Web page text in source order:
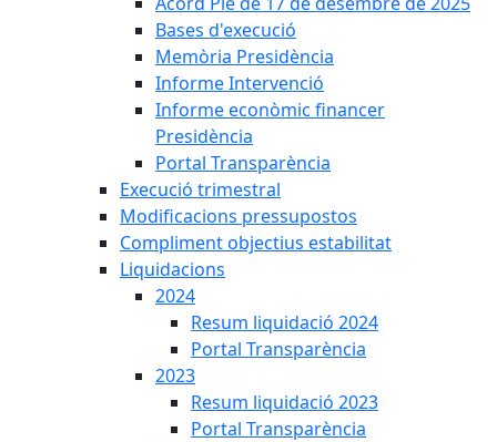
Bases d'execució
Memòria Presidència
Informe Intervenció
Informe econòmic financer
Presidència
Portal Transparència
Execució trimestral
Modificacions pressupostos
Compliment objectius estabilitat
Liquidacions
2024
Resum liquidació 2024
Portal Transparència
2023
Resum liquidació 2023
Portal Transparència